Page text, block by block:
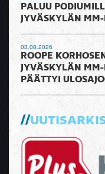
PALUU
JYVÄSKYLÄN
03.08.2026
ROOPE
JYVÄSKYLÄN
PÄÄTTYI